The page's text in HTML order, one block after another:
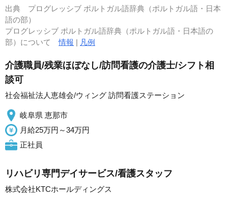
出典 プログレッシブ ポルトガル語辞典（ポルトガル語・日本
語の部）
プログレッシブ ポルトガル語辞典（ポルトガル語・日本語の
部）について情報 | 凡例
介護職員/残業ほぼなし/訪問看護の介護士/シフト相
談可
社会福祉法人恵雄会/ウィング 訪問看護ステーション
岐阜県 恵那市
月給25万円～34万円
正社員
リハビリ専門デイサービス/看護スタッフ
株式会社KTCホールディングス